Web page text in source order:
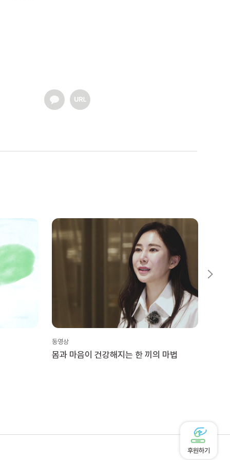
동영상
몸과 마음이 건강해지는 한 끼의 마법
후원하기